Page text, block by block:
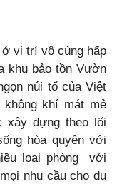
vi trí vô cùng hấp
khu bảo tồn Vườn
núi tổ của Việt
khí mát mẻ
xây dựng theo lối
hòa quyện với
loại phòng với
nhu cầu cho du